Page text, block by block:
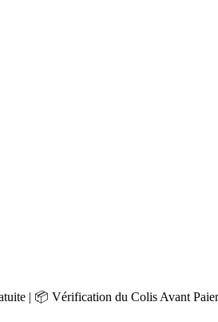
| 📦 Vérification du Colis Avant